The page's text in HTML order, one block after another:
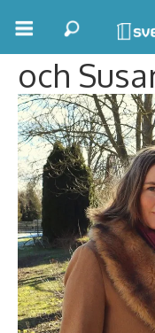
Boka ett möte
Samhällsnytta
Inspiration
Inspirerande
Personlig
Life Stories &
Keynote
och